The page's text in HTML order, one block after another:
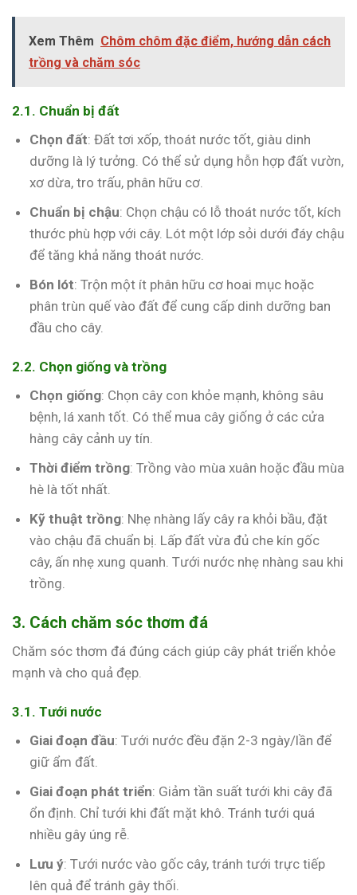
Xem Thêm Chôm chôm đặc điểm, hướng dẫn cách
trồng và chăm sóc
2.1. Chuẩn bị đất
Chọn đất: Đất tơi xốp, thoát nước tốt, giàu dinh
dưỡng là lý tưởng. Có thể sử dụng hỗn hợp đất vườn,
xơ dừa, tro trấu, phân hữu cơ.
Chuẩn bị chậu: Chọn chậu có lỗ thoát nước tốt, kích
thước phù hợp với cây. Lót một lớp sỏi dưới đáy chậu
để tăng khả năng thoát nước.
Bón lót: Trộn một ít phân hữu cơ hoai mục hoặc
phân trùn quế vào đất để cung cấp dinh dưỡng ban
đầu cho cây.
2.2. Chọn giống và trồng
Chọn giống: Chọn cây con khỏe mạnh, không sâu
bệnh, lá xanh tốt. Có thể mua cây giống ở các cửa
hàng cây cảnh uy tín.
Thời điểm trồng: Trồng vào mùa xuân hoặc đầu mùa
hè là tốt nhất.
Kỹ thuật trồng: Nhẹ nhàng lấy cây ra khỏi bầu, đặt
vào chậu đã chuẩn bị. Lấp đất vừa đủ che kín gốc
cây, ấn nhẹ xung quanh. Tưới nước nhẹ nhàng sau khi
trồng.
3. Cách chăm sóc thơm đá
Chăm sóc thơm đá đúng cách giúp cây phát triển khỏe
mạnh và cho quả đẹp.
3.1. Tưới nước
Giai đoạn đầu: Tưới nước đều đặn 2-3 ngày/lần để
giữ ẩm đất.
Giai đoạn phát triển: Giảm tần suất tưới khi cây đã
ổn định. Chỉ tưới khi đất mặt khô. Tránh tưới quá
nhiều gây úng rễ.
Lưu ý: Tưới nước vào gốc cây, tránh tưới trực tiếp
lên quả để tránh gây thối.